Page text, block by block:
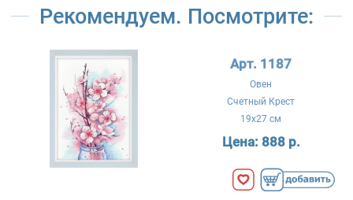
Рекомендуем. Посмотрите:
Арт. 1187
Овен
Счетный Крест
19x27 см
Цена: 888 р.